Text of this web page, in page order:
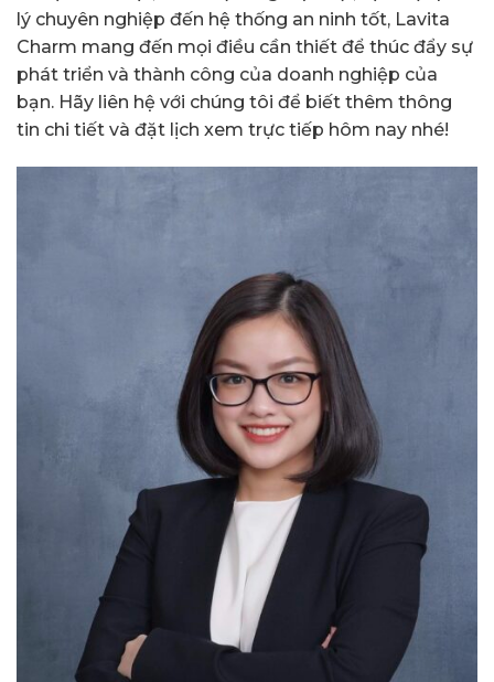
lý chuyên nghiệp đến hệ thống an ninh tốt, Lavita
Charm mang đến mọi điều cần thiết để thúc đẩy sự
phát triển và thành công của doanh nghiệp của
bạn. Hãy liên hệ với chúng tôi để biết thêm thông
tin chi tiết và đặt lịch xem trực tiếp hôm nay nhé!